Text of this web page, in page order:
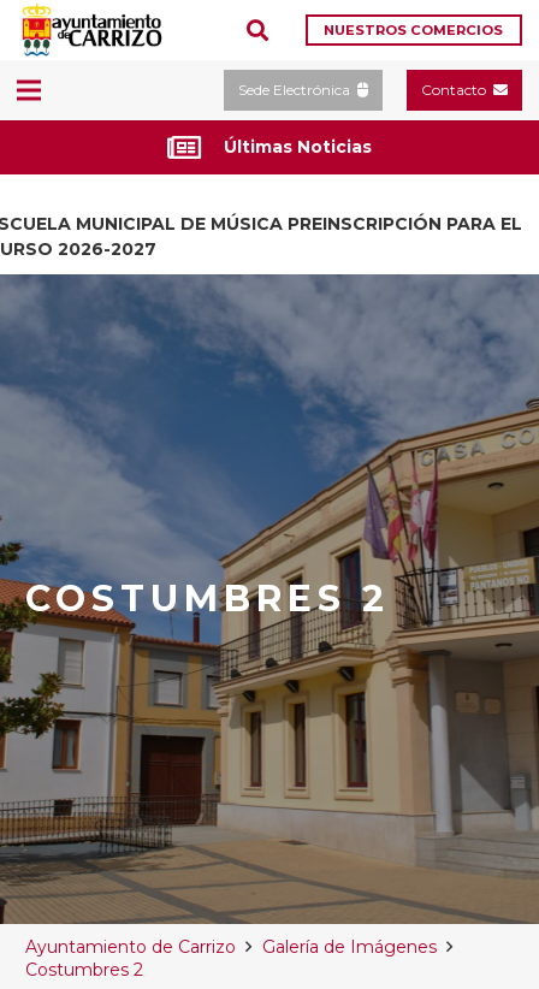
NUESTROS COMERCIOS
Sede Electrónica Contacto
Últimas Noticias
MUNICIPAL DE MÚSICA PREINSCRIPCIÓN PARA EL
2026-2027
COSTUMBRES 2
Ayuntamiento de Carrizo
Galería de Imágenes
Costumbres 2